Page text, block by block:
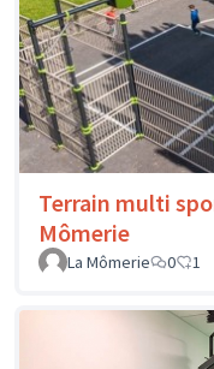
Terrain multi
Mômerie
La Mômerie
0 1